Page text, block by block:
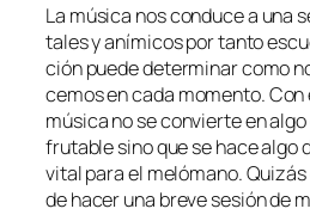
La mú­si­ca nos con­du­ce a una
ta­les y aní­mi­cos por tan­to
ción pue­de de­ter­mi­nar co­mo
ce­mos en ca­da mo­men­to.
mú­si­ca no se con­vier­te en
fru­ta­ble sino que se ha­ce al­go
vi­tal pa­ra el me­ló­mano.
de ha­cer una bre­ve se­sión de